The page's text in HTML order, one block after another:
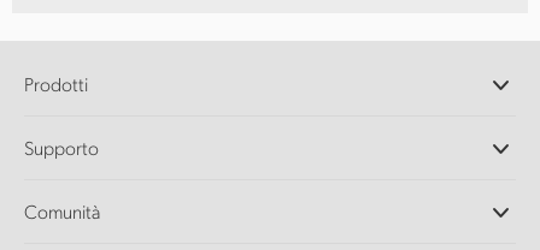
Prodotti
DaVinci Resolve e Fusion
Ultimatte
Supporto
Centro assistenza
Comunità